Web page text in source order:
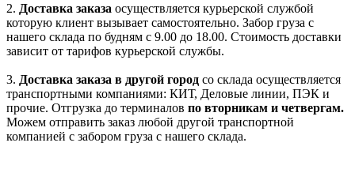
2. Доставка заказа осуществляется курьерской службой
которую клиент вызывает самостоятельно. Забор груза с
нашего склада по будням с 9.00 до 18.00. Стоимость доставки
зависит от тарифов курьерской службы.
3. Доставка заказа в другой город со склада осуществляется
транспортными компаниями: КИТ, Деловые линии, ПЭК и
прочие. Отгрузка до терминалов по вторникам и четвергам.
Можем отправить заказ любой другой транспортной
компанией с забором груза с нашего склада.